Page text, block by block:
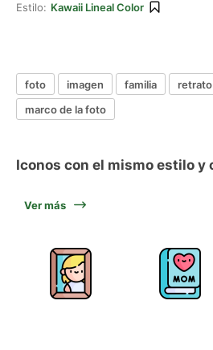
Estilo: Kawaii Lineal Color
foto imagen familia retrato
marco de la foto
Iconos con el mismo estilo y
Ver más